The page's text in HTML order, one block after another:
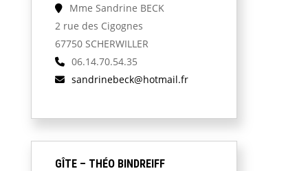
Mme Sandrine BECK
2 rue des Cigognes
67750 SCHERWILLER
06.14.70.54.35
sandrinebeck@hotmail.fr
GÎTE – THÉO BINDREIFF